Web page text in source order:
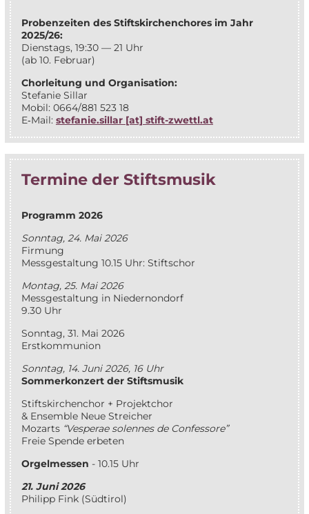
Pro­ben­zei­ten des Stifts­kir­chen­cho­res im Jahr
2025/26:
Diens­tags, 19:30 — 21 Uhr
(ab 10. Februar)
Chor­lei­tung und Organisation:
Ste­fa­nie Sillar
Mo­bil: 0664/881 523 18
E‑Mail: stefanie.sillar [at] stift-zwettl.at
Ter­mi­ne der Stiftsmusik
Pro­gramm 2026
Sonn­tag, 24. Mai 2026
Firmung
Mess­ge­stal­tung 10.15 Uhr: Stiftschor
Mon­tag, 25. Mai 2026
Mess­ge­stal­tung in Niedernondorf
9.30 Uhr
Sonn­tag, 31. Mai 2026
Erstkommunion
Sonn­tag, 14. Juni 2026, 16 Uhr
Som­mer­kon­zert der Stiftsmusik
Stifts­kir­chen­chor + Projektchor
& En­sem­ble Neue Streicher
Mo­zarts “Ves­per­ae so­len­nes de Confessore”
Freie Spen­de erbeten
Or­gel­mes­sen - 10.15 Uhr
21. Juni 2026
Phil­ipp Fink (Süd­ti­rol)